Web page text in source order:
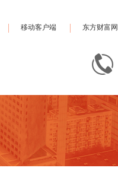
移动客户端 东方财富网